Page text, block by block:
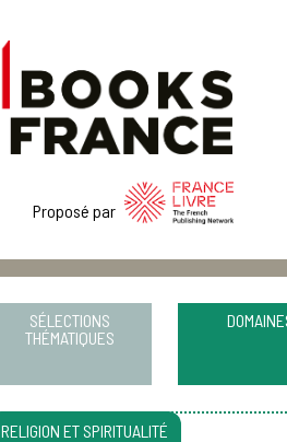
Proposé par
SÉLECTIONS
THÉMATIQUES
RELIGION ET SPIRITUALITÉ